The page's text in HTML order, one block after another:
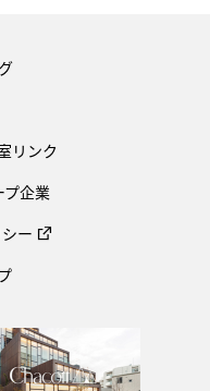
リンク
企業
ー